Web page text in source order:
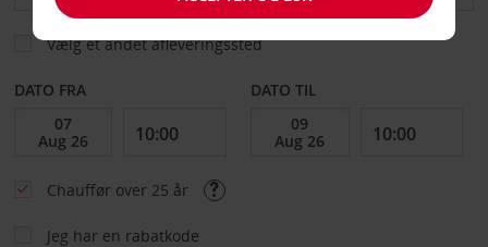
Vælg et andet afleveringssted
DATO FRA DATO TIL
Chauffør over 25 år
Jeg har en rabatkode